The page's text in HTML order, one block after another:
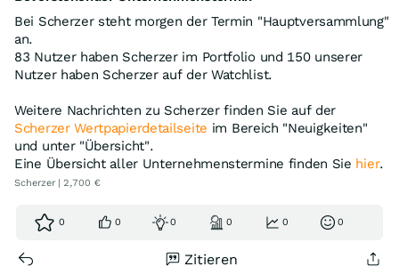
Bei Scherzer steht morgen der Termin "Hauptversammlung"
an.
83 Nutzer haben Scherzer im Portfolio und 150 unserer
Nutzer haben Scherzer auf der Watchlist.
Weitere Nachrichten zu Scherzer finden Sie auf der
Scherzer Wertpapierdetailseite im Bereich "Neuigkeiten"
und unter "Übersicht".
Eine Übersicht aller Unternehmenstermine finden Sie hier.
Scherzer | 2,700 €
0 0 0 0 0 0
Zitieren